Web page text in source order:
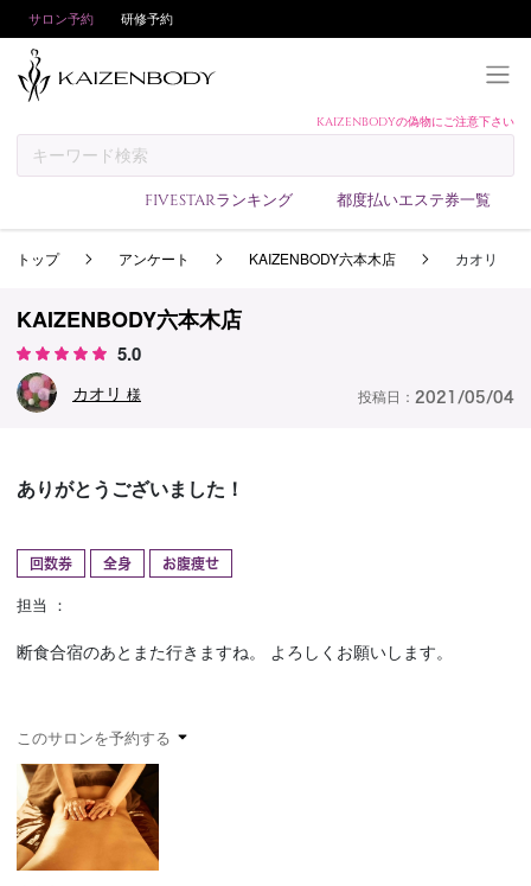
サロン予約 研修予約
KAIZENBODYの偽物にご注意下さい
FIVESTARランキング 都度払いエステ券一覧
予約方法
サロンランキング
技術者ランキング
予約確認
トップ アンケート KAIZENBODY六本木店 カオリ
KAIZENBODY六本木店
5.0
カオリ 様 投稿日： 2021/05/04
ありがとうございました！
回数券 全身 お腹痩せ
担当 ：
断食合宿のあとまた行きますね。 よろしくお願いします。
このサロンを予約する